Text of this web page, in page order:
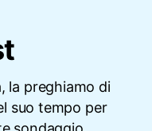
la preghiamo di
suo tempo per